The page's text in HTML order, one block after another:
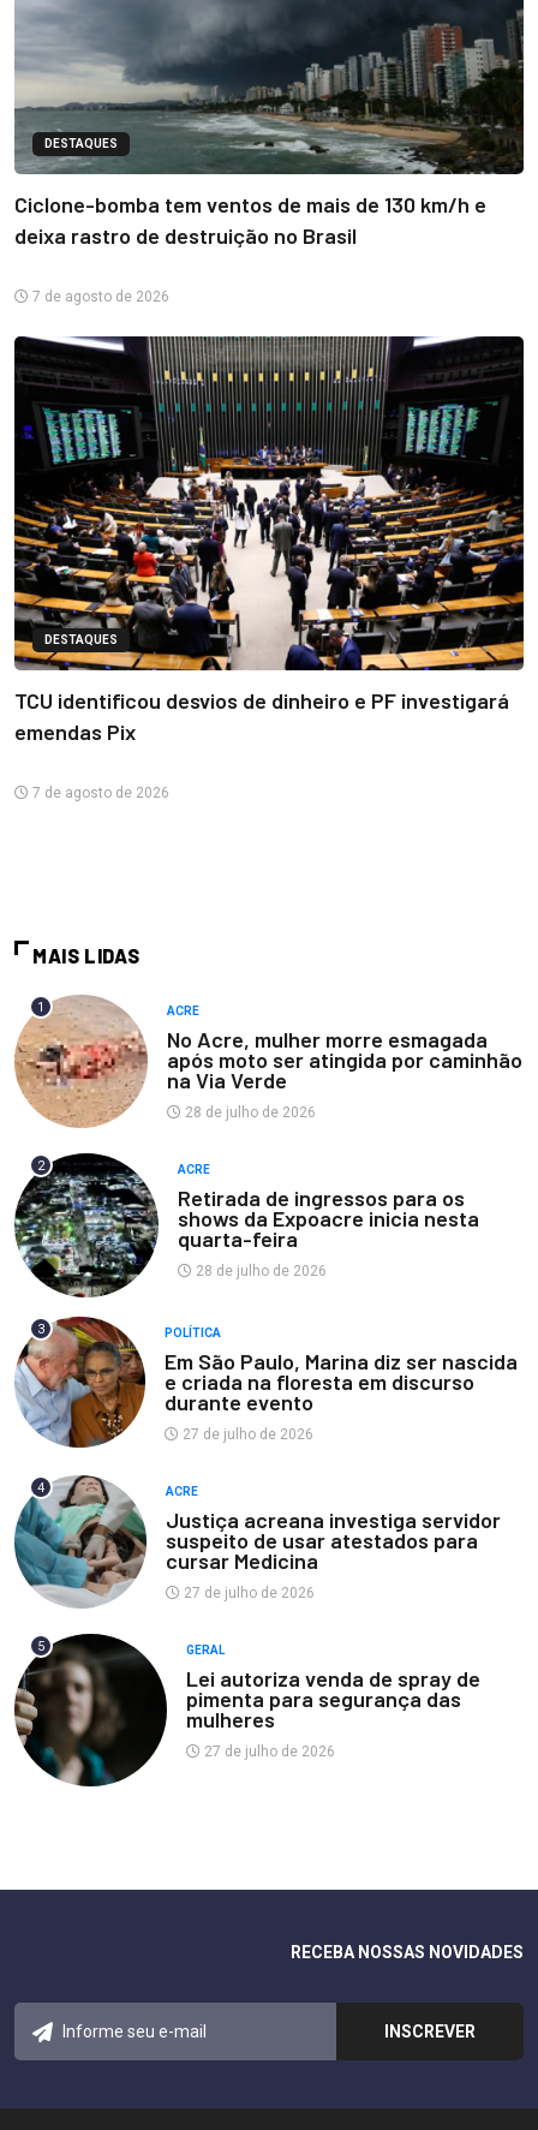
DESTAQUES
Ciclone-bomba tem ventos de mais de 130 km/h e
deixa rastro de destruição no Brasil
7 de agosto de 2026
DESTAQUES
TCU identificou desvios de dinheiro e PF investigará
emendas Pix
7 de agosto de 2026
MAIS LIDAS
1 ACRE
No Acre, mulher morre esmagada
após moto ser atingida por caminhão
na Via Verde
28 de julho de 2026
2 ACRE
Retirada de ingressos para os
shows da Expoacre inicia nesta
quarta-feira
28 de julho de 2026
3 POLÍTICA
Em São Paulo, Marina diz ser nascida
e criada na floresta em discurso
durante evento
27 de julho de 2026
4 ACRE
Justiça acreana investiga servidor
suspeito de usar atestados para
cursar Medicina
27 de julho de 2026
5 GERAL
Lei autoriza venda de spray de
pimenta para segurança das
mulheres
27 de julho de 2026
RECEBA NOSSAS NOVIDADES